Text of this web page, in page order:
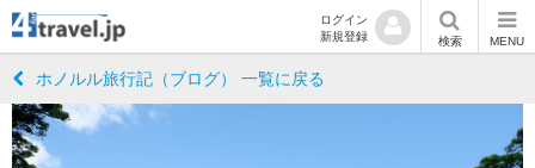
ログイン
新規登録
検索 MENU
ホノルル旅行記（ブログ） 一覧に戻る